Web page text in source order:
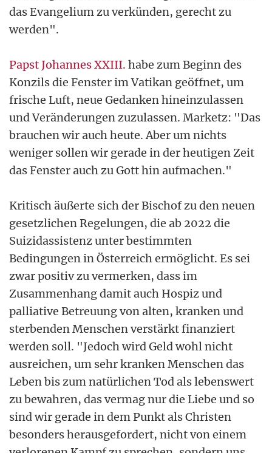
das Evangelium zu verkünden, gerecht zu
werden".
Papst Johannes XXIII. habe zum Beginn des
Konzils die Fenster im Vatikan geöffnet, um
frische Luft, neue Gedanken hineinzulassen
und Veränderungen zuzulassen. Marketz: "Das
brauchen wir auch heute. Aber um nichts
weniger sollen wir gerade in der heutigen Zeit
das Fenster auch zu Gott hin aufmachen."
Kritisch äußerte sich der Bischof zu den neuen
gesetzlichen Regelungen, die ab 2022 die
Suizidassistenz unter bestimmten
Bedingungen in Österreich ermöglicht. Es sei
zwar positiv zu vermerken, dass im
Zusammenhang damit auch Hospiz und
palliative Betreuung von alten, kranken und
sterbenden Menschen verstärkt finanziert
werden soll. "Jedoch wird Geld wohl nicht
ausreichen, um sehr kranken Menschen das
Leben bis zum natürlichen Tod als lebenswert
zu bewahren, das vermag nur die Liebe und so
sind wir gerade in dem Punkt als Christen
besonders herausgefordert, nicht von einem